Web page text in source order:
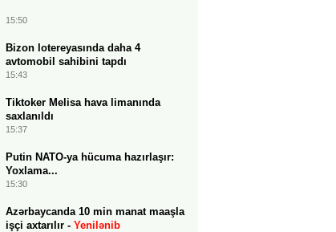
15:50
Bizon lotereyasında daha 4
avtomobil sahibini tapdı
15:43
Tiktoker Melisa hava limanında
saxlanıldı
15:37
Putin NATO-ya hücuma hazırlaşır:
Yoxlama...
15:30
Azərbaycanda 10 min manat maaşla
işçi axtarılır - Yenilənib